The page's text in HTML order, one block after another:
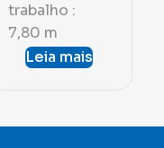
trabalho :
7,80 m
Leia mais